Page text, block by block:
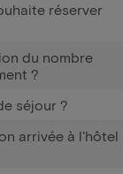
réserver
du nombre
?
séjour ?
arrivée à l'hôtel